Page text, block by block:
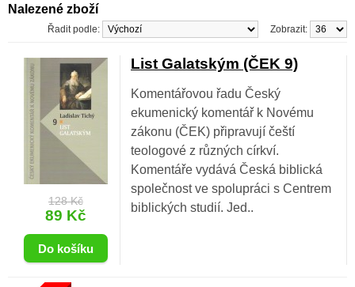
Nalezené zboží
Zobrazit:
Řadit podle:
128 Kč
89 Kč
List Galatským (ČEK 9)
Komentářovou řadu Český
ekumenický komentář k Novému
zákonu (ČEK) připravují čeští
teologové z různých církví.
Komentáře vydává Česká biblická
společnost ve spolupráci s Centrem
biblických studií. Jed..